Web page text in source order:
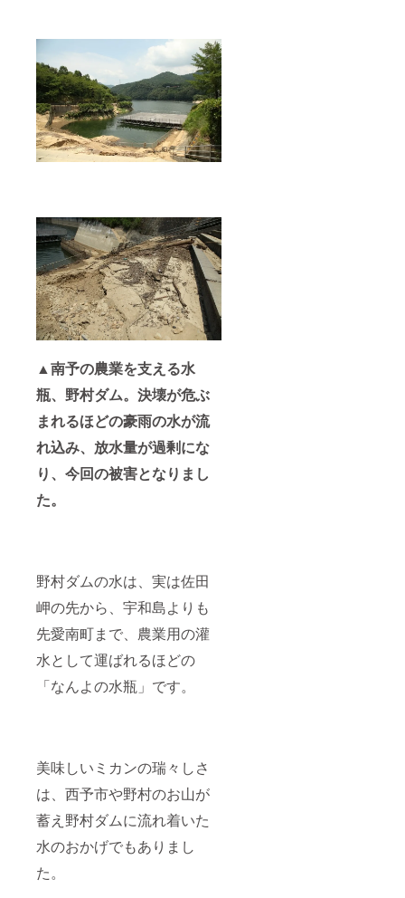
▲南予の農業を支える水
瓶、野村ダム。決壊が危ぶ
まれるほどの豪雨の水が流
れ込み、放水量が過剰にな
り、今回の被害となりまし
た。
野村ダムの水は、実は佐田
岬の先から、宇和島よりも
先愛南町まで、農業用の灌
水として運ばれるほどの
「なんよの水瓶」です。
美味しいミカンの瑞々しさ
は、西予市や野村のお山が
蓄え野村ダムに流れ着いた
水のおかげでもありまし
た。